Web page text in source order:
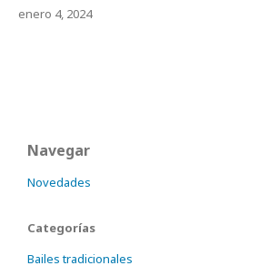
enero 4, 2024
Navegar
Novedades
Categorías
Bailes tradicionales